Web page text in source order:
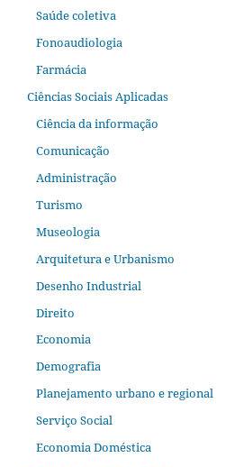
Saúde coletiva
Fonoaudiologia
Farmácia
Ciências Sociais Aplicadas
Ciência da informação
Comunicação
Administração
Turismo
Museologia
Arquitetura e Urbanismo
Desenho Industrial
Direito
Economia
Demografia
Planejamento urbano e regional
Serviço Social
Economia Doméstica